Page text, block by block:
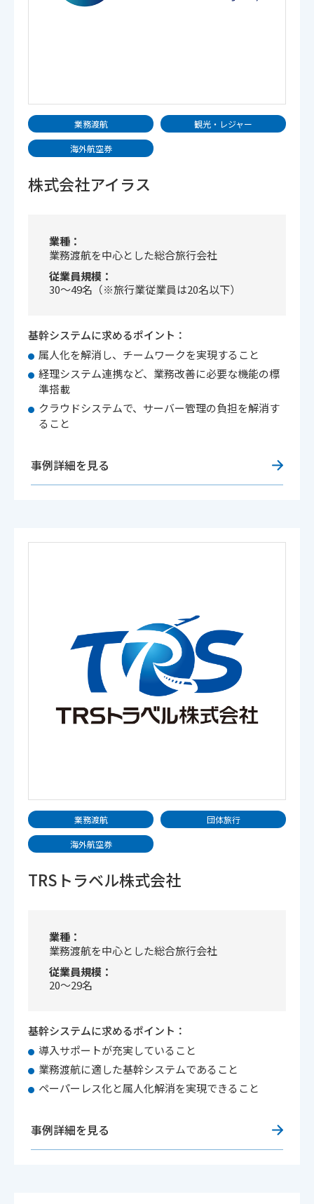
業務渡航 観光・レジャー
海外航空券
株式会社アイラス
業種
業務渡航を中心とした総合旅行会社
従業員規模
30～49名（※旅行業従業員は20名以下）
基幹システムに求めるポイント：
属人化を解消し、チームワークを実現すること
経理システム連携など、業務改善に必要な機能の標
準搭載
クラウドシステムで、サーバー管理の負担を解消す
ること
事例詳細を見る
業務渡航 団体旅行
海外航空券
TRSトラベル株式会社
業種
業務渡航を中心とした総合旅行会社
従業員規模
20～29名
基幹システムに求めるポイント：
導入サポートが充実していること
業務渡航に適した基幹システムであること
ペーパーレス化と属人化解消を実現できること
事例詳細を見る